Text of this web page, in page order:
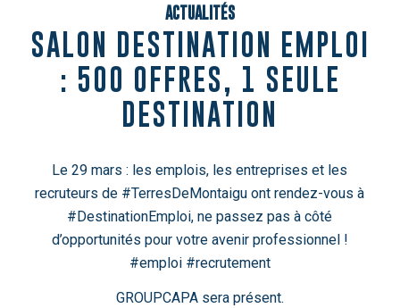
ACTUALITÉS
SALON DESTINATION EMPLOI
: 500 OFFRES, 1 SEULE
DESTINATION
Le 29 mars : les emplois, les entreprises et les
recruteurs de #TerresDeMontaigu ont rendez-vous à
#DestinationEmploi, ne passez pas à côté
d’opportunités pour votre avenir professionnel !
#emploi #recrutement
GROUPCAPA sera présent.